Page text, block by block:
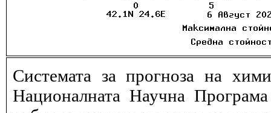
Системата за прогноза на
Националната Научна